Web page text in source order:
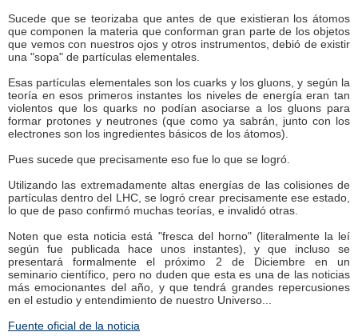
Sucede que se teorizaba que antes de que existieran los átomos
que componen la materia que conforman gran parte de los objetos
que vemos con nuestros ojos y otros instrumentos, debió de existir
una "sopa" de partículas elementales.
Esas partículas elementales son los cuarks y los gluons, y según la
teoría en esos primeros instantes los niveles de energía eran tan
violentos que los quarks no podían asociarse a los gluons para
formar protones y neutrones (que como ya sabrán, junto con los
electrones son los ingredientes básicos de los átomos).
Pues sucede que precisamente eso fue lo que se logró.
Utilizando las extremadamente altas energías de las colisiones de
partículas dentro del LHC, se logró crear precisamente ese estado,
lo que de paso confirmó muchas teorías, e invalidó otras.
Noten que esta noticia está "fresca del horno" (literalmente la leí
según fue publicada hace unos instantes), y que incluso se
presentará formalmente el próximo 2 de Diciembre en un
seminario científico, pero no duden que esta es una de las noticias
más emocionantes del año, y que tendrá grandes repercusiones
en el estudio y entendimiento de nuestro Universo...
Fuente oficial de la noticia